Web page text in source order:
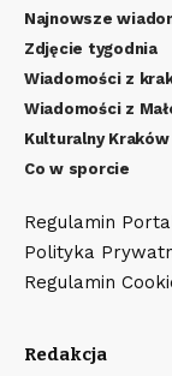
Najnowsze
Zdjęcie tygodnia
Wiadomości z
Wiadomości z
Kulturalny Kraków
Co w sporcie
Regulamin
Polityka
Regulamin
Redakcja